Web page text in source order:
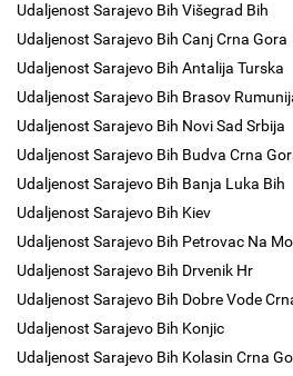
Udaljenost Sarajevo Bih Višegrad Bih
Udaljenost Sarajevo Bih Canj Crna Gora
Udaljenost Sarajevo Bih Antalija Turska
Udaljenost Sarajevo Bih Brasov
Udaljenost Sarajevo Bih Novi Sad Srbija
Udaljenost Sarajevo Bih Budva Crna
Udaljenost Sarajevo Bih Banja Luka Bih
Udaljenost Sarajevo Bih Kiev
Udaljenost Sarajevo Bih Petrovac Na
Udaljenost Sarajevo Bih Drvenik Hr
Udaljenost Sarajevo Bih Dobre Vode
Udaljenost Sarajevo Bih Konjic
Udaljenost Sarajevo Bih Kolasin Crna